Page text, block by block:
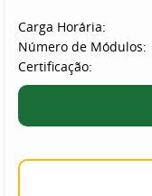
Carga Horária:
Número de Módulos:
Certificação: